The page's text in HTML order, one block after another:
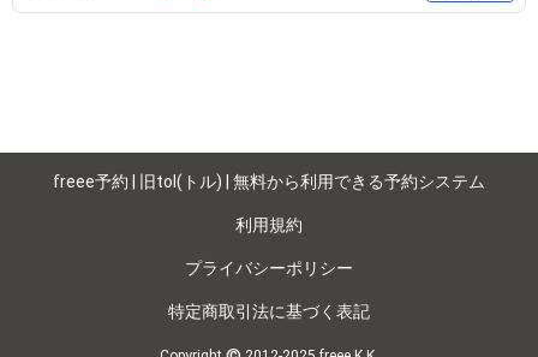
freee予約 | 旧tol(トル) | 無料から利用できる予約システム
利用規約
プライバシーポリシー
特定商取引法に基づく表記